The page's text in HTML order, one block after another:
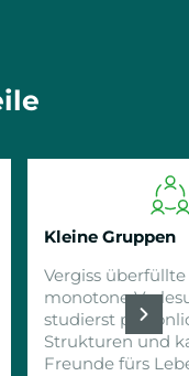
Kleine Gruppen
Vergiss
monotone
studierst
Strukturen und
Freunde fürs